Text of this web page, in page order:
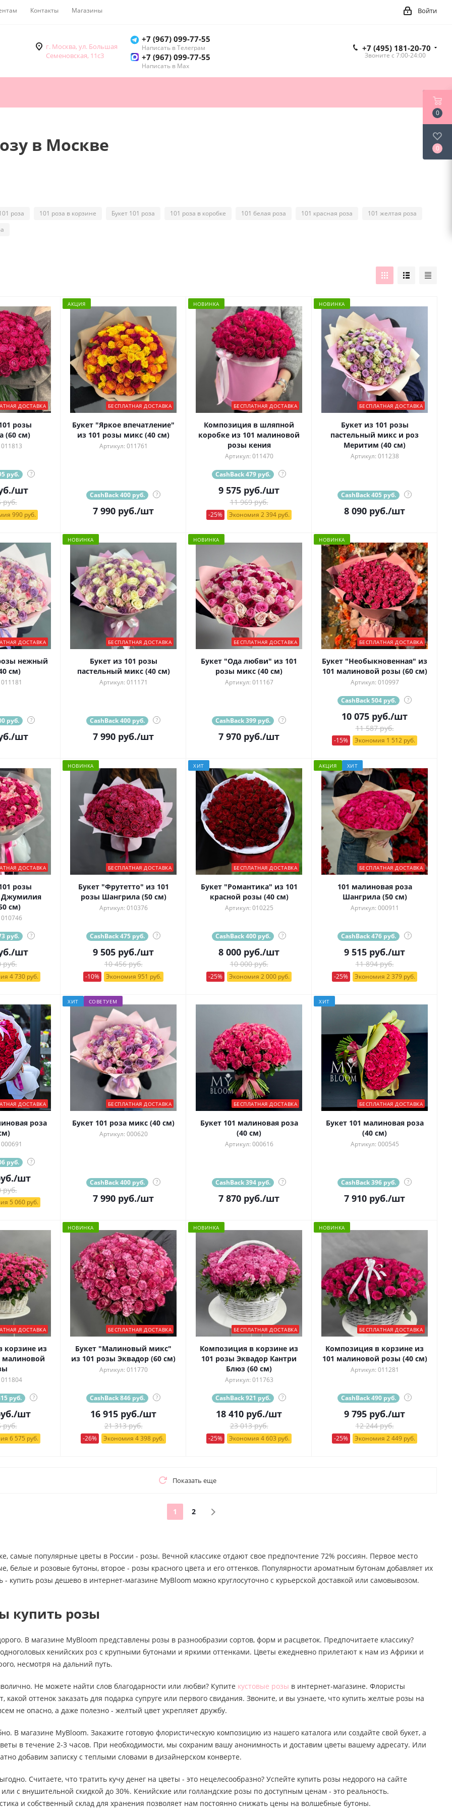
Контакты Магазины Войти
г. Москва, ул. Большая
Семеновская, 11с3
+7 (967) 099-77-55
Написать в Телеграм
+7 (967) 099-77-55
Написать в Мах
+7 (495) 181-20-70
Звоните c 7:00-24:00
в Москве
роза 101 роза в корзине Букет 101 роза 101 роза в коробке 101 белая роза 101 красная роза
101 желтая роза
ДОСТАВКА
розы
(60 см)
руб. ?
/шт
руб.
990 руб.
АКЦИЯ
БЕСПЛАТНАЯ ДОСТАВКА
Букет "Яркое впечатление"
из 101 розы микс (40 см)
Артикул: 011761
CashBack 400 руб. ?
7 990 руб./шт
НОВИНКА
БЕСПЛАТНАЯ ДОСТАВКА
Композиция в шляпной
коробке из 101 малиновой
розы кения
Артикул: 011470
CashBack 479 руб. ?
9 575 руб./шт
11 969 руб.
-25% Экономия 2 394 руб.
НОВИНКА
БЕСПЛАТНАЯ ДОСТАВКА
Букет из 101 розы
пастельный микс и роз
Меритим (40 см)
Артикул: 011238
CashBack 405 руб. ?
8 090 руб./шт
ДОСТАВКА
нежный
см)
руб. ?
/шт
НОВИНКА
БЕСПЛАТНАЯ ДОСТАВКА
Букет из 101 розы
пастельный микс (40 см)
Артикул: 011171
CashBack 400 руб. ?
7 990 руб./шт
НОВИНКА
БЕСПЛАТНАЯ ДОСТАВКА
Букет "Ода любви" из 101
розы микс (40 см)
Артикул: 011167
CashBack 399 руб. ?
7 970 руб./шт
НОВИНКА
БЕСПЛАТНАЯ ДОСТАВКА
Букет "Необыкновенная" из
101 малиновой розы (60 см)
Артикул: 010997
CashBack 504 руб. ?
10 075 руб./шт
11 587 руб.
-15% Экономия 1 512 руб.
ДОСТАВКА
розы
Джумилия
см)
руб. ?
/шт
руб.
4 730 руб.
НОВИНКА
БЕСПЛАТНАЯ ДОСТАВКА
Букет "Фрутетто" из 101
розы Шангрила (50 см)
Артикул: 010376
CashBack 475 руб. ?
9 505 руб./шт
10 456 руб.
-10% Экономия 951 руб.
ХИТ
БЕСПЛАТНАЯ ДОСТАВКА
Букет "Романтика" из 101
красной розы (40 см)
Артикул: 010225
CashBack 400 руб. ?
8 000 руб./шт
10 000 руб.
-25% Экономия 2 000 руб.
АКЦИЯ ХИТ
БЕСПЛАТНАЯ ДОСТАВКА
101 малиновая роза
Шангрила (50 см)
Артикул: 000911
CashBack 476 руб. ?
9 515 руб./шт
11 894 руб.
-25% Экономия 2 379 руб.
ДОСТАВКА
роза
руб. ?
/шт
руб.
5 060 руб.
ХИТ СОВЕТУЕМ
БЕСПЛАТНАЯ ДОСТАВКА
Букет 101 роза микс (40 см)
Артикул: 000620
CashBack 400 руб. ?
7 990 руб./шт
БЕСПЛАТНАЯ ДОСТАВКА
Букет 101 малиновая роза
(40 см)
Артикул: 000616
CashBack 394 руб. ?
7 870 руб./шт
ХИТ
БЕСПЛАТНАЯ ДОСТАВКА
Букет 101 малиновая роза
(40 см)
Артикул: 000545
CashBack 396 руб. ?
7 910 руб./шт
ДОСТАВКА
корзине из
малиновой
руб. ?
/шт
руб.
6 575 руб.
НОВИНКА
БЕСПЛАТНАЯ ДОСТАВКА
Букет "Малиновый микс"
из 101 розы Эквадор (60 см)
Артикул: 011770
CashBack 846 руб. ?
16 915 руб./шт
21 313 руб.
-26% Экономия 4 398 руб.
НОВИНКА
БЕСПЛАТНАЯ ДОСТАВКА
Композиция в корзине из
101 розы Эквадор Кантри
Блюз (60 см)
Артикул: 011763
CashBack 921 руб. ?
18 410 руб./шт
23 013 руб.
-25% Экономия 4 603 руб.
НОВИНКА
БЕСПЛАТНАЯ ДОСТАВКА
Композиция в корзине из
101 малиновой розы (40 см)
Артикул: 011281
CashBack 490 руб. ?
9 795 руб./шт
12 244 руб.
-25% Экономия 2 449 руб.
Показать еще
1 2
самые популярные цветы в России - розы. Вечной классике отдают свое предпочтение 72% россиян. Первое место
белые и розовые бутоны, второе - розы красного цвета и его оттенков. Популярности ароматным бутонам добавляет их
- купить розы дешево в интернет-магазине MyBloom можно круглосуточно с курьерской доставкой или самовывозом.
купить розы
В магазине MyBloom представлены розы в разнообразии сортов, форм и расцветок. Предпочитаете классику?
одноголовых кенийских роз с крупными бутонами и яркими оттенками. Цветы ежедневно прилетают к нам из Африки и
несмотря на дальний путь.
Не можете найти слов благодарности или любви? Купите кустовые розы в интернет-магазине. Флористы
какой оттенок заказать для подарка супруге или первого свидания. Звоните, и вы узнаете, что купить желтые розы на
не опасно, а даже полезно - желтый цвет укрепляет дружбу.
В магазине MyBloom. Закажите готовую флористическую композицию из нашего каталога или создайте свой букет, а
в течение 2-3 часов. При необходимости, мы сохраним вашу анонимность и доставим цветы вашему адресату. Или
добавим записку с теплыми словами в дизайнерском конверте.
Считаете, что тратить кучу денег на цветы - это нецелесообразно? Успейте купить розы недорого на сайте
с внушительной скидкой до 30%. Кенийские или голландские розы по доступным ценам - это реальность.
и собственный склад для хранения позволяет нам постоянно снижать цены на волшебные бутоны.
0
0